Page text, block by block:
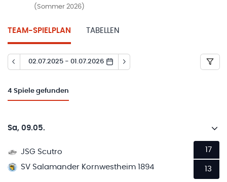
(Sommer 2026)
TEAM-SPIELPLAN TABELLEN
02.07.2025 - 01.07.2026
4 Spiele gefunden
Sa, 09.05.
JSG Scutro
SV Salamander Kornwestheim 1894
17
13